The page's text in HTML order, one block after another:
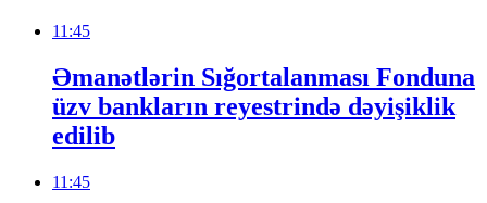
11:45
Əmanətlərin Sığortalanması Fonduna
üzv bankların reyestrində dəyişiklik
edilib
11:45